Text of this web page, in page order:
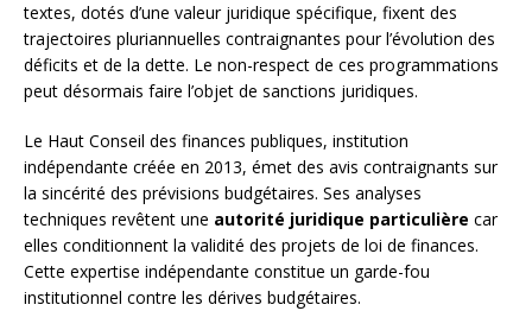
textes, dotés d’une valeur juridique spécifique, fixent des
trajectoires pluriannuelles contraignantes pour l’évolution des
déficits et de la dette. Le non-respect de ces programmations
peut désormais faire l’objet de sanctions juridiques.
Le Haut Conseil des finances publiques, institution
indépendante créée en 2013, émet des avis contraignants sur
la sincérité des prévisions budgétaires. Ses analyses
techniques revêtent une autorité juridique particulière car
elles conditionnent la validité des projets de loi de finances.
Cette expertise indépendante constitue un garde-fou
institutionnel contre les dérives budgétaires.